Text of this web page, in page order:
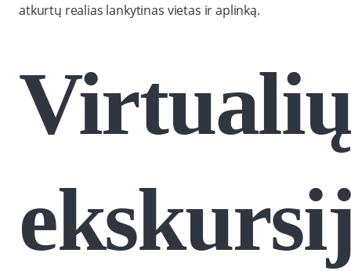
atkurtų realias lankytinas vietas ir aplinką.